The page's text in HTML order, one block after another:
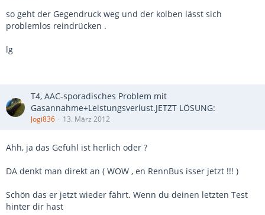
so geht der Gegendruck weg und der kolben lässt sich
problemlos reindrücken .
lg
T4, AAC-sporadisches Problem mit
Gasannahme+Leistungsverlust.JETZT LÖSUNG:
Jogi836 13. März 2012
Ahh, ja das Gefühl ist herlich oder ?
DA denkt man direkt an ( WOW , en RennBus isser jetzt !!! )
Schön das er jetzt wieder fährt. Wenn du deinen letzten Test
hinter dir hast